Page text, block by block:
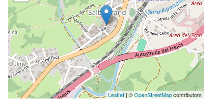
Leaflet | ©OpenStreetMapcontributors